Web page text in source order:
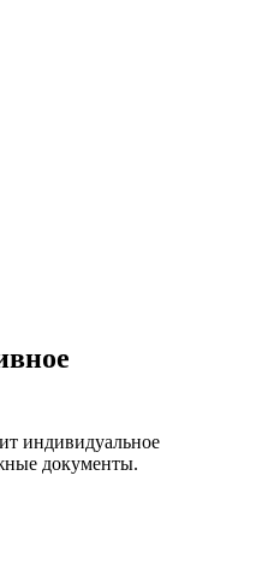
индивидуальное
документы.